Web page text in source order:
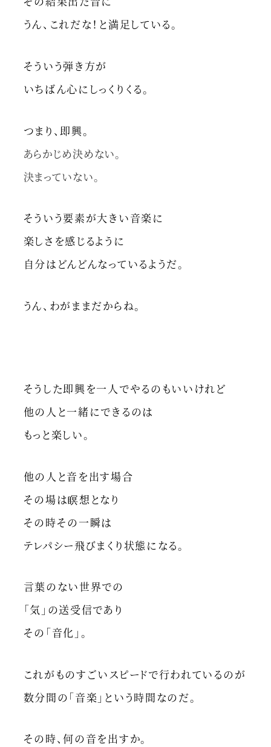
うん、これだな！と満足している。
そういう弾き方が
いちばん心にしっくりくる。
つまり、即興。
あらかじめ決めない。
決まっていない。
そういう要素が大きい音楽に
楽しさを感じるように
自分はどんどんなっているようだ。
うん、わがままだからね。
そうした即興を一人でやるのもいいけれど
他の人と一緒にできるのは
もっと楽しい。
他の人と音を出す場合
その場は瞑想となり
その時その一瞬は
テレパシー飛びまくり状態になる。
言葉のない世界での
「気」の送受信であり
その「音化」。
これがものすごいスピードで行われているのが
数分間の「音楽」という時間なのだ。
その時、何の音を出すか。